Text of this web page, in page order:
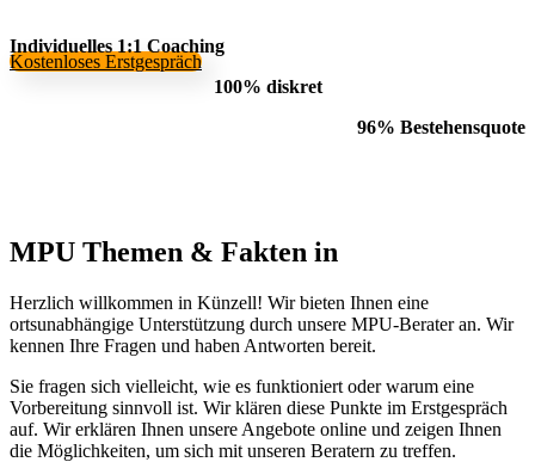
Kostenloses Erstgespräch
Individuelles 1:1 Coaching
100% diskret
96% Bestehensquote
MPU Themen & Fakten in
Herzlich willkommen in Künzell! Wir bieten Ihnen eine
ortsunabhängige Unterstützung durch unsere MPU-Berater an. Wir
kennen Ihre Fragen und haben Antworten bereit.
Sie fragen sich vielleicht, wie es funktioniert oder warum eine
Vorbereitung sinnvoll ist. Wir klären diese Punkte im Erstgespräch
auf. Wir erklären Ihnen unsere Angebote online und zeigen Ihnen
die Möglichkeiten, um sich mit unseren Beratern zu treffen.